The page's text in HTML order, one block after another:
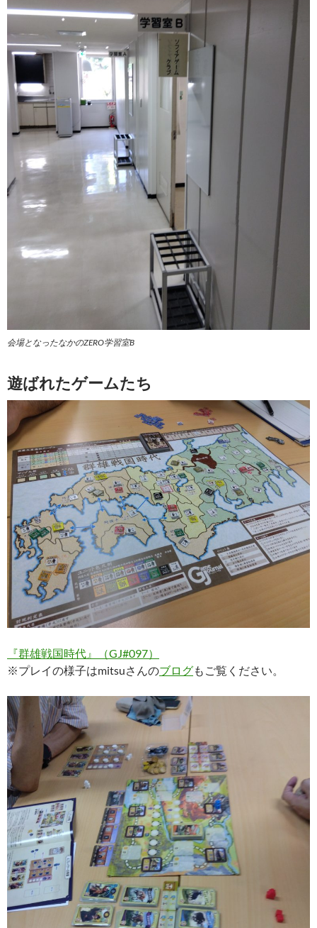
会場となったなかのZERO学習室B
遊ばれたゲームたち
『群雄戦国時代』（GJ#097）
※プレイの様子はmitsuさんのブログもご覧ください。